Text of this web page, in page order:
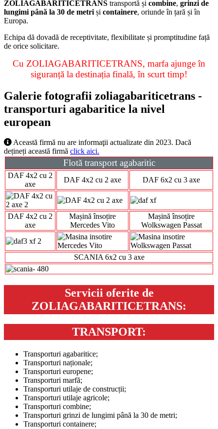
ZOLIAGABARITICETRANS transportă și combine, grinzi de
lungimi până la 30 de metri și containere, oriunde în țară și în
Europa.
Echipa dă dovadă de receptivitate, flexibilitate și promptitudine față
de orice solicitare.
Cu ZOLIAGABARITICETRANS, marfa ajunge în
siguranță la destinația finală, în scurt timp!
Galerie fotografii zoliagabariticetrans -
transporturi agabaritice la nivel
european
Această firmă nu are informaţii actualizate din 2023. Dacă
dețineți această firmă click aici.
Flotă transport agabaritic
DAF 4x2 cu 2
axe
DAF 4x2 cu 2 axe DAF 6x2 cu 3 axe
DAF 4x2 cu 2
axe
Mașină însoțire
Mercedes Vito
Mașină însoțire
Wolkswagen Passat
SCANIA 6x2 cu 3 axe
Servicii oferite de
ZOLIAGABARITICETRANS:
TRANSPORT:
Transporturi agabaritice;
Transporturi naționale;
Transporturi europene;
Transporturi marfă;
Transporturi utilaje de construcții;
Transporturi utilaje agricole;
Transporturi combine;
Transporturi grinzi de lungimi până la 30 de metri;
Transporturi containere;